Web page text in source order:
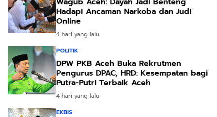
Hadapi Ancaman Narkoba dan Judi
Online
4 hari yang lalu
POLITIK
DPW PKB Aceh Buka Rekrutmen
Pengurus DPAC, HRD: Kesempatan bagi
Putra-Putri Terbaik Aceh
4 hari yang lalu
EKBIS